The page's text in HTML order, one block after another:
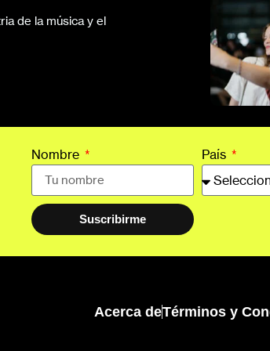
de la música y el
Nombre País
Suscribirme
Acerca deTérminos y